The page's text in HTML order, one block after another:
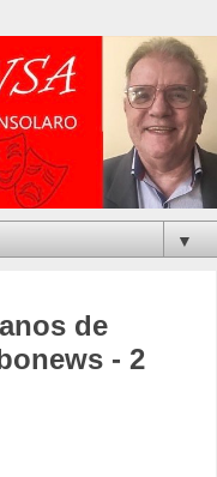
▼
de
- 2